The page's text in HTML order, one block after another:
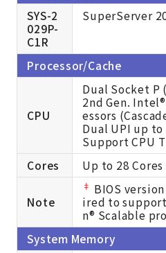
SYS-2
029P-
C1R
SuperServer
Processor/Cache
CPU
Dual Socket P
2nd Gen.
essors
Dual UPI up to
Support CPU
Cores
Up to 28 Cores
Note
‡ BIOS
ired to
n® Scalable
System Memory